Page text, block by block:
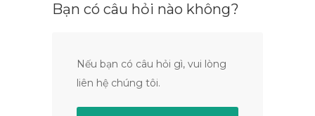
Bạn có câu hỏi nào không?
Nếu bạn có câu hỏi gì, vui lòng
liên hệ chúng tôi.